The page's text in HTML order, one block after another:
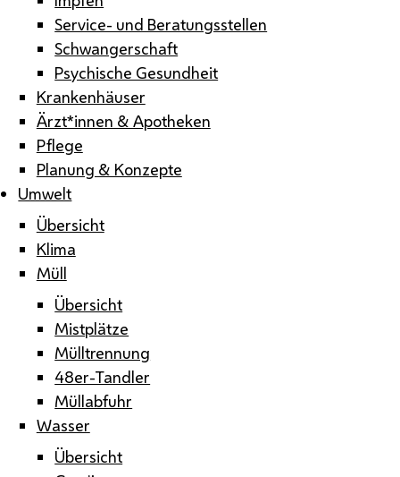
Service- und Beratungsstellen
Schwangerschaft
Psychische Gesundheit
Krankenhäuser
Ärzt*innen & Apotheken
Pflege
Planung & Konzepte
Umwelt
Übersicht
Klima
Müll
Übersicht
Mistplätze
Mülltrennung
48er-Tandler
Müllabfuhr
Wasser
Übersicht